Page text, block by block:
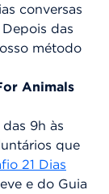
conversas
das
método
Animals
9h às
que
21 Dias
e do Guia